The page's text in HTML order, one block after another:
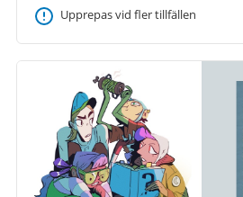
Upprepas vid fler tillfällen